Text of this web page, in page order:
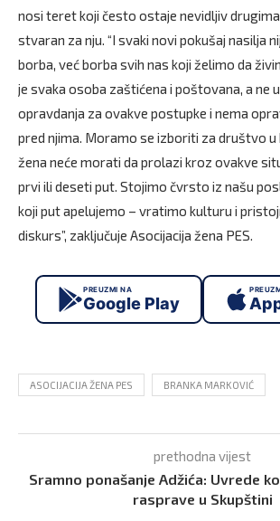
nosi teret koji često ostaje nevidljiv
stvaran za nju. “I svaki novi pokušaj nasilja
borba, već borba svih nas koji želimo da
je svaka osoba zaštićena i poštovana, a ne
opravdanja za ovakve postupke i nema
pred njima. Moramo se izboriti za društvo u
žena neće morati da prolazi kroz ovakve
prvi ili deseti put. Stojimo čvrsto iz našu
koji put apelujemo – vratimo kulturu i
diskurs”, zaključuje Asocijacija žena PES.
PREUZMI NA
Google Play
ASOCIJACIJA ŽENA PES BRANKA MARKOVIĆ
prethodna vijest
Sramno ponašanje Adžića: Uvrede
rasprave u Skupštini